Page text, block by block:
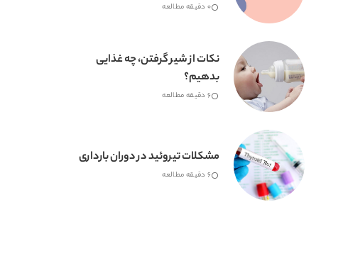
0 دقیقه مطالعه
نکات از شیر گرفتن، چه غذایی
بدهیم؟
6 دقیقه مطالعه
مشکلات تیروئید در دوران بارداری
6 دقیقه مطالعه